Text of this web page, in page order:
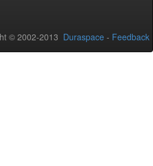
© 2002-2013 Duraspace - Feedback